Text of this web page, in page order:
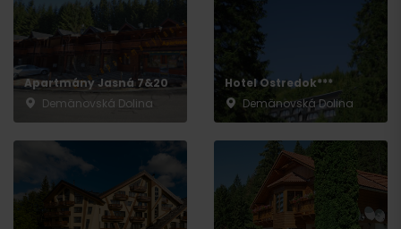
Apartmány Jasná 7&20
Demänovská Dolina
Hotel Ostredok***
Demänovská Dolina